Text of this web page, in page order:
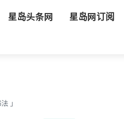
星岛头条网 星岛网订阅
」